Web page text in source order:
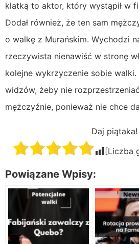
klatką to aktor, który wystąpił w
Dodał również, że ten sam
o walkę z Murańskim. Wychodzi
rzeczywista nienawiść w stronę
kolejne wykrzyczenie sobie walki.
widzów, żeby nie
mężczyźnie, ponieważ nie chce
Daj piątaka!
[Liczba
Powiązane Wpisy: